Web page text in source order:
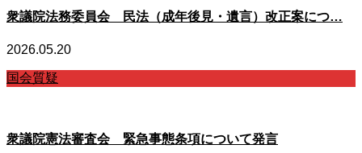
衆議院法務委員会 民法（成年後見・遺言）改正案につ…
2026.05.20
国会質疑
衆議院憲法審査会 緊急事態条項について発言